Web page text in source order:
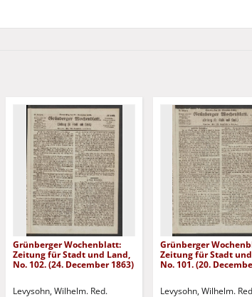
Grünberger Wochenblatt:
Zeitung für Stadt und Land,
No. 102. (24. December 1863)
Levysohn, Wilhelm. Red.
Grünberger
Zeitung für Stadt
No. 101. (20.
Levysohn, Wilhelm.